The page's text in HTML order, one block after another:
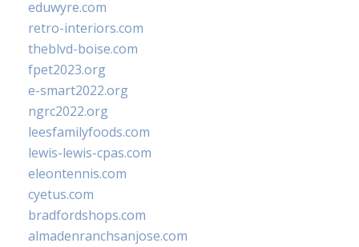
eduwyre.com
retro-interiors.com
theblvd-boise.com
fpet2023.org
e-smart2022.org
ngrc2022.org
leesfamilyfoods.com
lewis-lewis-cpas.com
eleontennis.com
cyetus.com
bradfordshops.com
almadenranchsanjose.com